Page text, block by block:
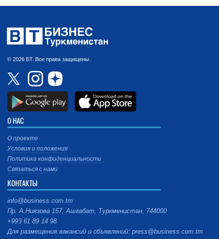
© 2026 БТ. Все права защищены.
О НАС
О проекте
Условия и положения
Политика конфиденциальности
Связаться с нами
КОНТАКТЫ
info@business.com.tm
Пр. А.Ниязова 157, Ашгабат, Туркменистан, 744000
+993 61 89 14 98
Для размещения вакансий и объявлений: press@business.com.tm